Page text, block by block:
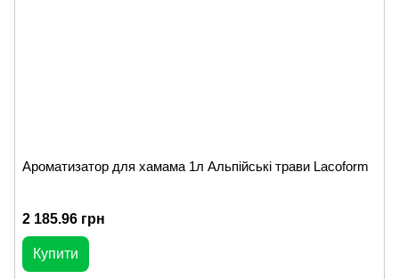
Ароматизатор для хамама 1л Альпійські трави Lacoform
2 185.96 грн
Купити